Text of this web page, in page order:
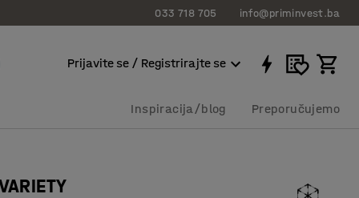
033 718 705 info@priminvest.ba
Prijavite se / Registrirajte se
Inspiracija/blog Preporučujemo